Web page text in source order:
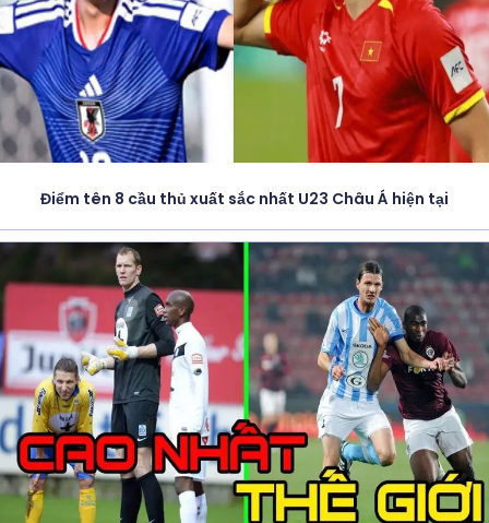
Điểm tên 8 cầu thủ xuất sắc nhất U23 Châu Á hiện tại